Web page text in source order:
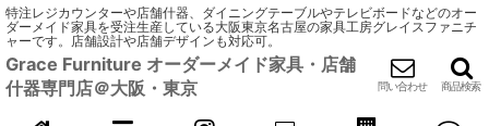
特注レジカウンターや店舗什器、ダイニングテーブルやテレビボードなどのオー
ダーメイド家具を受注生産している大阪東京名古屋の家具工房グレイスファニチ
ャーです。店舗設計や店舗デザインも対応可。
Grace Furniture オーダーメイド家具・店舗
什器専門店＠大阪・東京
問い合わせ 商品検索